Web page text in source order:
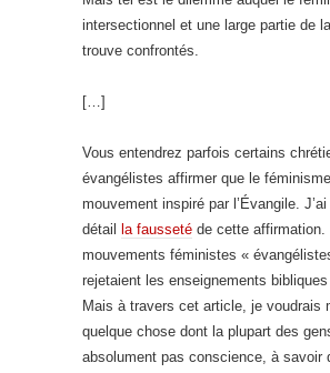
intersectionnel et une large partie de
trouve confrontés.
[…]
Vous entendrez parfois certains
évangélistes affirmer que le
mouvement inspiré par l’Évangile.
détail
la fausseté de cette affirmation.
mouvements féministes «
rejetaient les enseignements
Mais à travers cet article, je voudrais
quelque chose dont la plupart des
absolument pas conscience, à savoir